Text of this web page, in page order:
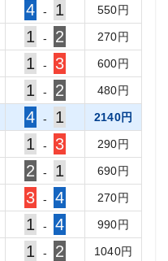
4 - 1 550円
1 - 2 270円
1 - 3 600円
1 - 2 480円
4 - 1 2140円
1 - 3 290円
2 - 1 690円
3 - 4 270円
1 - 4 990円
1 - 2 1040円